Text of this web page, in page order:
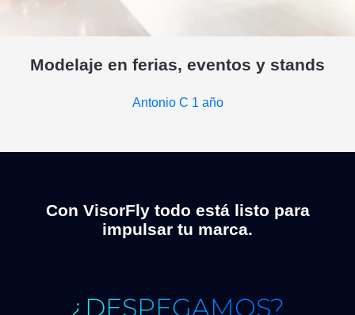
Modelaje en ferias, eventos y stands
Antonio C 1 año
Con VisorFly todo está listo para
impulsar tu marca.
¿DESPEGAMOS?